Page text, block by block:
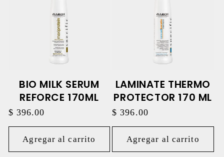
BIO MILK SERUM
REFORCE 170ML
Precio
habitual
$ 396.00
Agregar al carrito
LAMINATE THERMO
PROTECTOR 170 ML
Precio
habitual
$ 396.00
Agregar al carrito